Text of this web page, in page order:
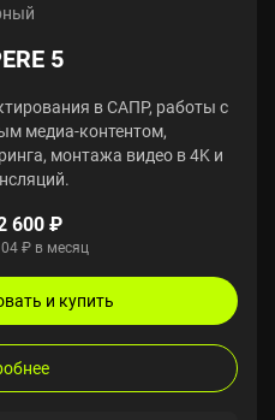
5
в САПР, работы с
медиа-контентом,
монтажа видео в 4K и
600 ₽
₽ в месяц
и купить